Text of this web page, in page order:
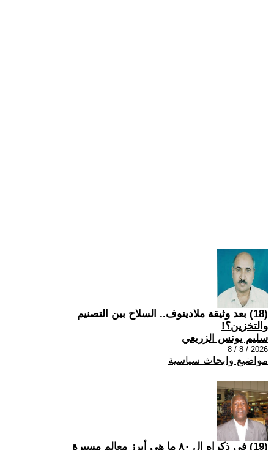
(18) بعد وثيقة ملادينوف.. السلاح بين التصنيم
والتخزين؟!
سليم يونس الزريعي
2026 / 8 / 8
مواضيع وابحاث سياسية
(19) في ذكراه ال ٨٠ ما هي أبرز معالم مسيرة